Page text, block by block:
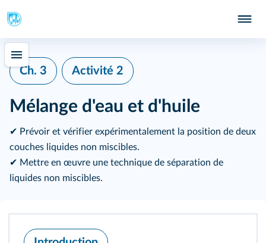
Ch. 3 Activité 2
Mélange d'eau et d'huile
✔ Prévoir et vérifier expérimentalement la position de deux
couches liquides non miscibles.
✔ Mettre en œuvre une technique de séparation de
liquides non miscibles.